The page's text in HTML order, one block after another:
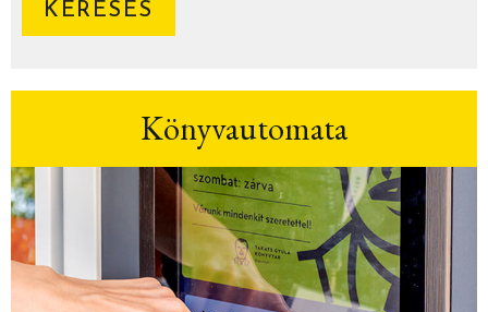
Könyvautomata